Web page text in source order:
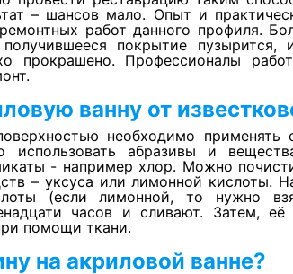
– шансов мало. Опыт и
работ данного профиля.
покрытие пузырится,
прокрашено. Профессионалы
ванну от
необходимо применять
использовать абразивы и
- например хлор. Можно
– уксуса или лимонной кислоты.
(если лимонной, то нужно
часов и сливают. Затем,
помощи ткани.
на акриловой ванне?